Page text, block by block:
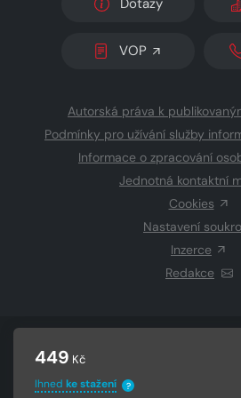
449 Kč
Ihned ke stažení ?
Dotazy
VOP
Autorská práva k
Podmínky pro užívání služby
Informace o zpracování
Jednotná kontaktní
Cookies
Nastavení
Inzerce
Redakce
CZECH NEWS
Vysázeno